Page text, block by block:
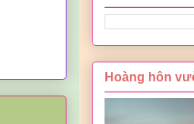
Hoàng hôn